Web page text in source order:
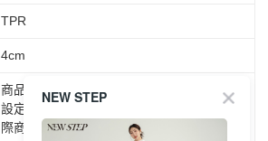
TPR
4cm
商品圖片顏色會因拍攝燈光環境或個人螢幕
設定不同，而造成部份色差現象，顏色以實
際商品為主。
NEW STEP